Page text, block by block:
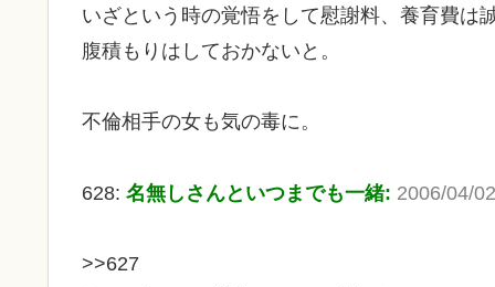
いざという時の覚悟をして慰謝料、養育費は
腹積もりはしておかないと。
不倫相手の女も気の毒に。
628: 名無しさんといつまでも一緒: 2006/04/
>>627